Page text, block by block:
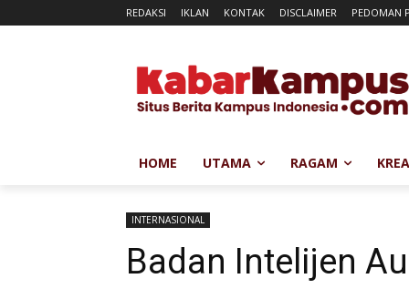
REDAKSI IKLAN KONTAK DISCLAIMER PEDOMAN
HOME UTAMA RAGAM
INTERNASIONAL
Badan Intelijen